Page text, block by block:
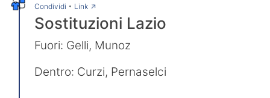
Condividi • Link→
Sostituzioni Lazio
Fuori: Gelli, Munoz
Dentro: Curzi, Pernaselci